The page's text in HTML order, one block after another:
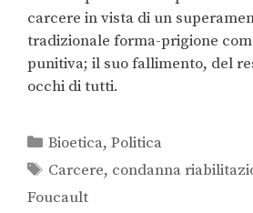
carcere in vista di un
tradizionale forma-prigione
punitiva; il suo fallimento, del
occhi di tutti.
Bioetica,Politica
Carcere, condanna
Foucault